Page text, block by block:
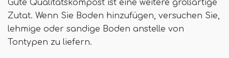
Gute Qualitätskompost ist eine weitere großartige
Zutat. Wenn Sie Boden hinzufügen, versuchen Sie,
lehmige oder sandige Boden anstelle von
Tontypen zu liefern.